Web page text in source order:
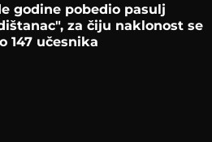
godine pobedio pasulj
za čiju naklonost se
147 učesnika